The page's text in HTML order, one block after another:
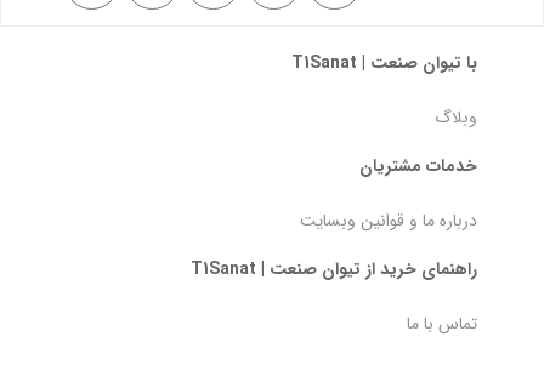
با تیوان صنعت | T1Sanat
وبلاگ
خدمات مشتریان
درباره ما و قوانین وبسایت
راهنمای خرید از تیوان صنعت | T1Sanat
تماس با ما